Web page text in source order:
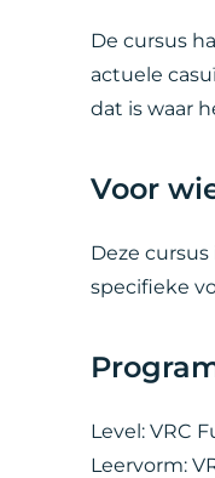
De cursus
actuele
dat is waar
Voor
Deze
specifieke
Level: VRC
Leervorm: